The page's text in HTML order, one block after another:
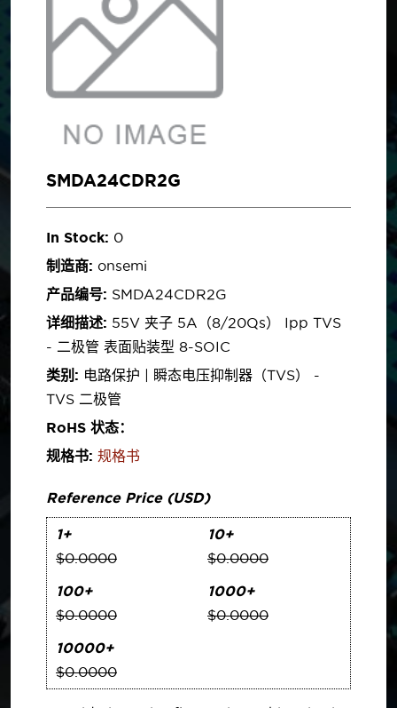
SMDA24CDR2G
In Stock: 0
制造商: onsemi
产品编号: SMDA24CDR2G
详细描述: 55V 夹子 5A（8/20µs） Ipp TVS
- 二极管 表面贴装型 8-SOIC
类别: 电路保护 | 瞬态电压抑制器（TVS） -
TVS 二极管
RoHS 状态：
规格书: 规格书
Reference Price (USD)
1+
$0.0000
10+
$0.0000
100+
$0.0000
1000+
$0.0000
10000+
$0.0000